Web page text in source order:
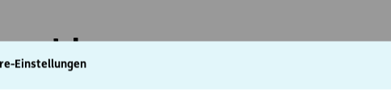
Einstellungen